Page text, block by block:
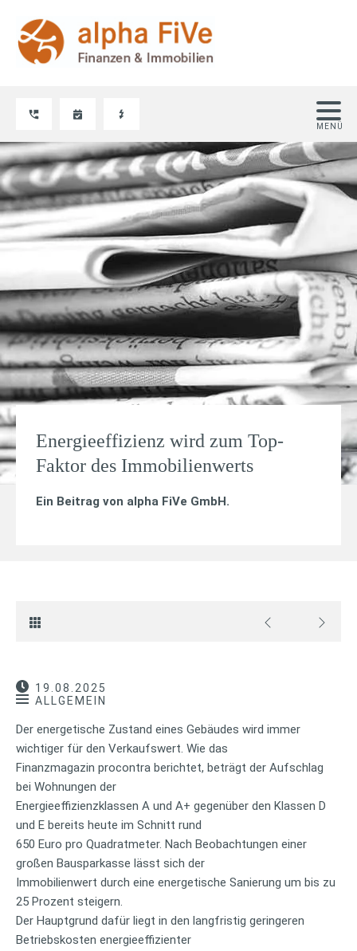
Energieeffizienz wird zum Top-
Faktor des Immobilienwerts
Ein Beitrag von alpha FiVe GmbH.
19.08.2025
ALLGEMEIN
Der energetische Zustand eines Gebäudes wird immer
wichtiger für den Verkaufswert. Wie das
Finanzmagazin procontra berichtet, beträgt der Aufschlag
bei Wohnungen der
Energieeffizienzklassen A und A+ gegenüber den Klassen D
und E bereits heute im Schnitt rund
650 Euro pro Quadratmeter. Nach Beobachtungen einer
großen Bausparkasse lässt sich der
Immobilienwert durch eine energetische Sanierung um bis zu
25 Prozent steigern.
Der Hauptgrund dafür liegt in den langfristig geringeren
Betriebskosten energieeffizienter